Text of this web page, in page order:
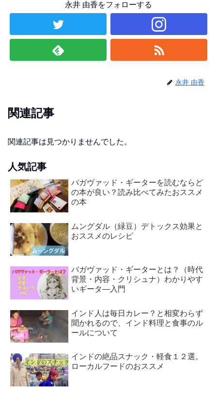
永井 由香をフォローする
永井 由香
関連記事
関連記事は見つかりませんでした。
人気記事
バガヴァッド・ギーターを読むならど
の本が良い？読み比べてみたおススメ
の本
ムングダル（緑豆）デトックス効果と
おススメのレシピ
バガヴァッド・ギーターとは？（時代
背景・内容・クリシュナ）わかりやす
いギータ―入門
インド人は毎日カレー？と相変わらず
聞かれるので、インド料理と食事のル
ールについて
インドの絶品スナック・軽食１２選。
ローカルフードのおススメ